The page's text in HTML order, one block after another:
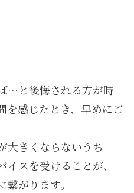
…と後悔される方が時
を感じたとき、早めにご
大きくならないうち
スを受けることが、
がります。